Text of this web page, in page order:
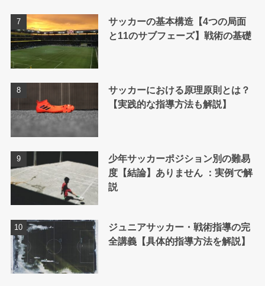
サッカーの基本構造【4つの局面
と11のサブフェーズ】戦術の基礎
サッカーにおける原理原則とは？
【実践的な指導方法も解説】
少年サッカーポジション別の難易
度【結論】ありません ：実例で解
説
ジュニアサッカー・戦術指導の完
全講義【具体的指導方法を解説】